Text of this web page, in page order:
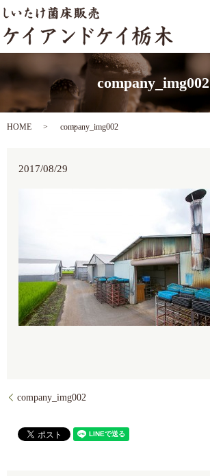
company_img002
HOME company_img002
2017/08/29
company_img002